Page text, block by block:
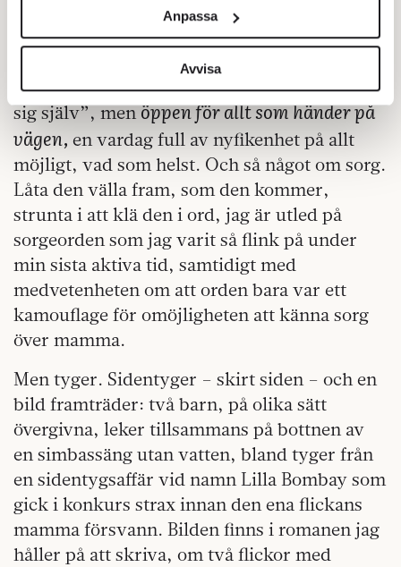
för sociala medier och analysera vår trafik. Vi
vidarebefordrar även sådana identifierare och annan
information från din enhet till de sociala medier och
annons- och analysföretag som vi samarbetar med.
Dessa kan i sin tur kombinera informationen med annan
information som du har tillhandahållit eller som de har
samlat in när du har använt deras tjänster.
Om du vill läsa mer om hur vi hanterar personuppgifter
kan du göra dethär.
Anpassa
Avvisa
Det är förvirrande och tröttande, men mest
av allt minns jag de första åren som en
skapande och lekfull tid. Och en
improviserande tid. Inget trist ”arbete med
sig själv”, menöppen för allt som händer på
vägen, en vardag full av nyfikenhet på allt
möjligt, vad som helst. Och så något om sorg.
Låta den välla fram, som den kommer,
strunta i att klä den i ord, jag är utled på
sorgeorden som jag varit så flink på under
min sista aktiva tid, samtidigt med
medvetenheten om att orden bara var ett
kamouflage för omöjligheten att känna sorg
över mamma.
Men tyger. Sidentyger – skirt siden – och en
bild framträder: två barn, på olika sätt
övergivna, leker tillsammans på bottnen av
en simbassäng utan vatten, bland tyger från
en sidentygsaffär vid namn Lilla Bombay som
gick i konkurs strax innan den ena flickans
mamma försvann. Bilden finns i romanen jag
håller på att skriva, om två flickor med